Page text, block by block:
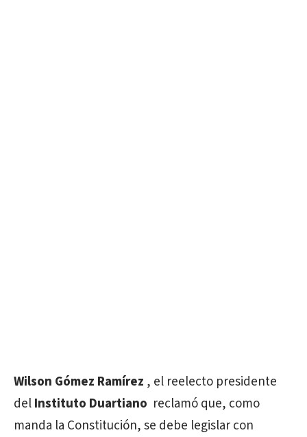
Wilson Gómez Ramírez , el reelecto presidente
delInstituto Duartiano reclamó que, como
manda la Constitución, se debe legislar con